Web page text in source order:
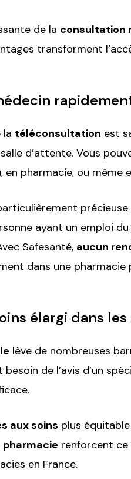
de la consultation
transforment
la téléconsultation est
d’attente. Vous
en pharmacie, ou même
ayant un emploi
Safesanté, aucun
dans une pharmacie
élargi dans
lève de nombreuses
besoin de l’avis d’un
aux soins plus
renforcent ce
en France.